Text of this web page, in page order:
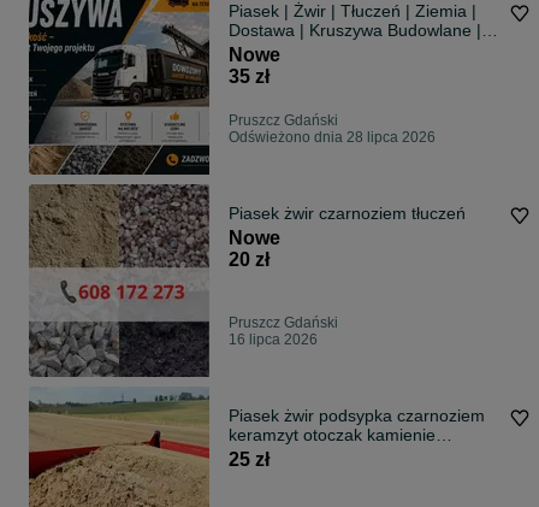
Piasek | Żwir | Tłuczeń | Ziemia |
Dostawa | Kruszywa Budowlane |
Atrakcyjne Ceny | Transport
Nowe
35 zł
Pruszcz Gdański
Odświeżono dnia 28 lipca 2026
Piasek żwir czarnoziem tłuczeń
Nowe
20 zł
Pruszcz Gdański
16 lipca 2026
Piasek żwir podsypka czarnoziem
keramzyt otoczak kamienie
pospółka bus
25 zł